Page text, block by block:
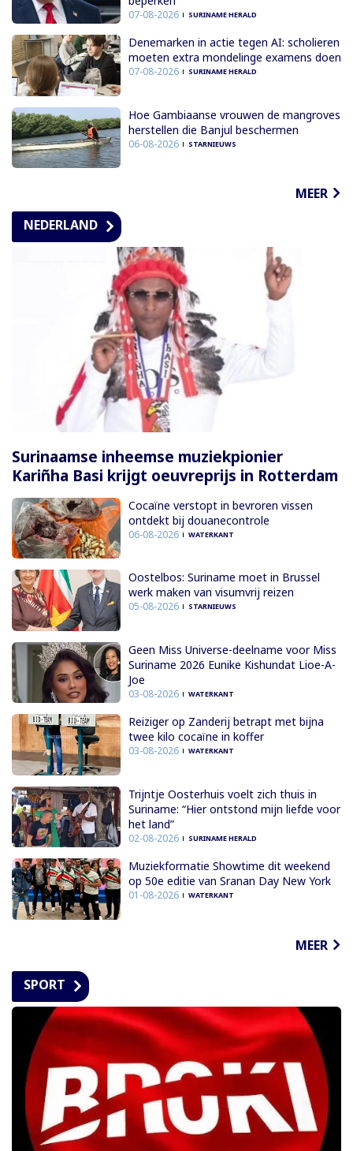
07-08-2026 SURINAME HERALD
Denemarken in actie tegen AI: scholieren
moeten extra mondelinge examens doen
07-08-2026 SURINAME HERALD
Hoe Gambiaanse vrouwen de mangroves
herstellen die Banjul beschermen
06-08-2026 STARNIEUWS
MEER
NEDERLAND
Surinaamse inheemse muziekpionier
Kariñha Basi krijgt oeuvreprijs in Rotterdam
Cocaïne verstopt in bevroren vissen
ontdekt bij douanecontrole
06-08-2026 WATERKANT
Oostelbos: Suriname moet in Brussel
werk maken van visumvrij reizen
05-08-2026 STARNIEUWS
Geen Miss Universe-deelname voor Miss
Suriname 2026 Eunike Kishundat Lioe-A-
Joe
03-08-2026 WATERKANT
Reiziger op Zanderij betrapt met bijna
twee kilo cocaïne in koffer
03-08-2026 WATERKANT
Trijntje Oosterhuis voelt zich thuis in
Suriname: “Hier ontstond mijn liefde voor
het land”
02-08-2026 SURINAME HERALD
Muziekformatie Showtime dit weekend
op 50e editie van Sranan Day New York
01-08-2026 WATERKANT
MEER
SPORT